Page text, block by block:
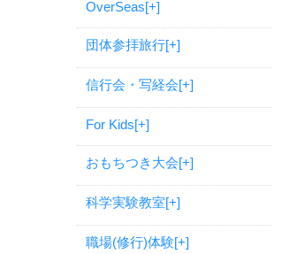
OverSeas[+]
団体参拝旅行[+]
信行会・写経会[+]
For Kids[+]
おもちつき大会[+]
科学実験教室[+]
職場(修行)体験[+]